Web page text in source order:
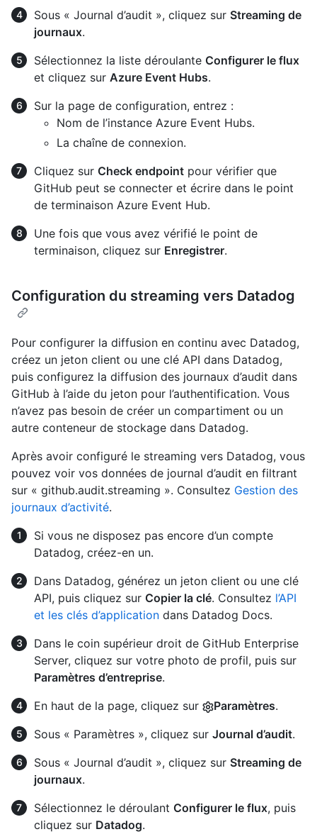
Sous « Journal d’audit », cliquez sur Streaming de
journaux.
Sélectionnez la liste déroulante Configurer le flux
et cliquez sur Azure Event Hubs.
Sur la page de configuration, entrez :
Nom de l’instance Azure Event Hubs.
La chaîne de connexion.
Cliquez sur Check endpoint pour vérifier que
GitHub peut se connecter et écrire dans le point
de terminaison Azure Event Hub.
Une fois que vous avez vérifié le point de
terminaison, cliquez sur Enregistrer.
Configuration du streaming vers Datadog
Pour configurer la diffusion en continu avec Datadog,
créez un jeton client ou une clé API dans Datadog,
puis configurez la diffusion des journaux d’audit dans
GitHub à l’aide du jeton pour l’authentification. Vous
n’avez pas besoin de créer un compartiment ou un
autre conteneur de stockage dans Datadog.
Après avoir configuré le streaming vers Datadog, vous
pouvez voir vos données de journal d’audit en filtrant
sur « github.audit.streaming ». Consultez Gestion des
journaux d’activité.
Si vous ne disposez pas encore d’un compte
Datadog, créez-en un.
Dans Datadog, générez un jeton client ou une clé
API, puis cliquez sur Copier la clé. Consultez l’API
et les clés d’application dans Datadog Docs.
Dans le coin supérieur droit de GitHub Enterprise
Server, cliquez sur votre photo de profil, puis sur
Paramètres d’entreprise.
En haut de la page, cliquez sur
Paramètres.
Sous « Paramètres », cliquez sur Journal d’audit.
Sous « Journal d’audit », cliquez sur Streaming de
journaux.
Sélectionnez le déroulant Configurer le flux, puis
cliquez sur Datadog.